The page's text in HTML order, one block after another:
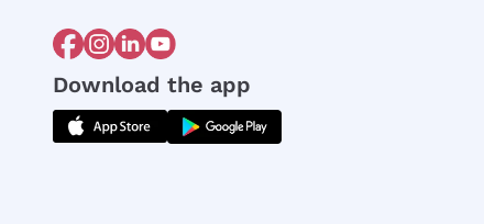
Download the app